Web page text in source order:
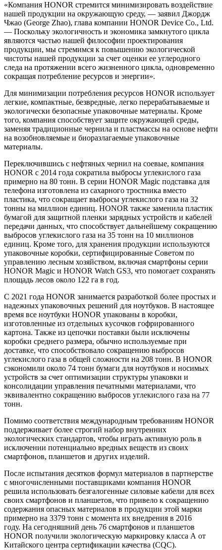
«Компания HONOR стремится минимизировать воздействие
нашей продукции на окружающую среду, — заявил Джордж
Чжао (George Zhao), глава компании HONOR Device Co., Ltd.
— Поскольку экологичность и экономика замкнутого цикла
являются частью нашей философии проектирования
продукции, мы стремимся к повышению экологической
чистоты нашей продукции за счет оценки ее углеродного
следа на протяжении всего жизненного цикла, одновременно
сокращая потребление ресурсов и энергии».
Для минимизации потребления ресурсов HONOR использует
легкие, компактные, безвредные, легко перерабатываемые и
экологически безопасные упаковочные материалы. Кроме
того, компания способствует защите окружающей среды,
заменяя традиционные чернила и пластмассы на основе нефти
на возобновляемые и биоразлагаемые упаковочные
материалы.
Переключившись с нефтяных чернил на соевые, компания
HONOR с 2014 года сократила выбросы углекислого газа
примерно на 80 тонн. В серии HONOR Magic подставка для
телефона изготовлена из сахарного тростника вместо
пластика, что сокращает выбросы углекислого газа на 32
тонны на миллион единиц. HONOR также заменила пластик
бумагой для защитной пленки зарядных устройств и кабелей
передачи данных, что способствует дальнейшему сокращению
выбросов углекислого газа на 35 тонн на 10 миллионов
единиц. Кроме того, для хранения продукции используются
упаковочные коробки, сертифицированные Советом по
управлению лесным хозяйством, включая смартфоны серии
HONOR Magic и HONOR Watch GS3, что помогает сохранять
площадь лесов около 122 га в год.
С 2021 года HONOR занимается разработкой более простых и
надежных упаковочных решений для ноутбуков. В настоящее
время все ноутбуки HONOR упакованы в коробки,
изготовленные из отдельных кусочков гофрированного
картона. Также из цепочки поставки были исключены
коробки среднего размера, обычно используемые при
доставке, что способствовало сокращению выбросов
углекислого газа в общей сложности на 208 тонн. В HONOR
сэкономили около 74 тонн бумаги для ноутбуков и носимых
устройств за счет оптимизации структуры упаковки и
консолидации управления печатными материалами, что
эквивалентно сокращению выбросов углекислого газа на 77
тонн.
Помимо соответствия международным требованиям HONOR
поддерживает более строгий набор внутренних
экологических стандартов, чтобы играть активную роль в
исключении потенциально вредных веществ из своих
смартфонов, планшетов и других изделий.
После испытания десятков формул материалов в партнерстве
с многочисленными поставщиками компания HONOR
решила использовать безгалогенные силовые кабели для всех
своих смартфонов и планшетов, что привело к сокращению
содержания опасных материалов в продукции этой марки
примерно на 3379 тонн с момента их внедрения в 2016
году. На сегодняшний день 76 смартфонов и планшетов
HONOR получили экологическую маркировку класса А от
Китайского центра сертификации качества (CQC).